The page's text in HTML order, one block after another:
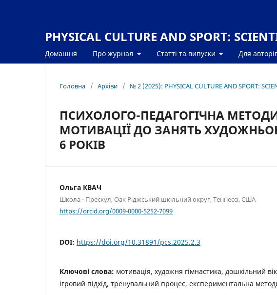
PHYSICAL CULTURE AND SPORT:
Домашня Про журнал Статті та випуски Для
Головна / Архіви / № 2 (2025): PHYSICAL CULTURE AND SPORT:
ПСИХОЛОГО-ПЕДАГОГІЧНА
МОТИВАЦІЇ ДО ЗАНЯТЬ
6 РОКІВ
Ольга КВАЧ
Школа - Прескул, Оак Ріджський шкільний округ, Теннессі, США
https://orcid.org/0009-0000-5252-7099
DOI: https://doi.org/10.31891/pcs.2025.2.3
Ключові слова: мотивація, художня гімнастика, дошкільний
ігровий підхід, тренувальний процес, експериментальна